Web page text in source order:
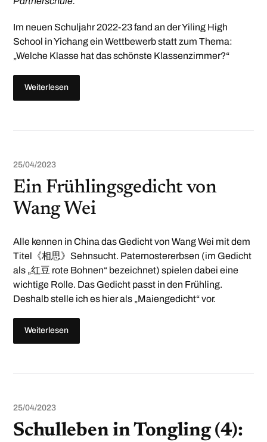
Im neuen Schuljahr 2022-23 fand an der Yiling High
School in Yichang ein Wettbewerb statt zum Thema:
„Welche Klasse hat das schönste Klassenzimmer?“
Weiterlesen
25/04/2023
Ein Frühlingsgedicht von
Wang Wei
Alle kennen in China das Gedicht von Wang Wei mit dem
Titel《相思》Sehnsucht. Paternostererbsen (im Gedicht
als „红豆 rote Bohnen“ bezeichnet) spielen dabei eine
wichtige Rolle. Das Gedicht passt in den Frühling.
Deshalb stelle ich es hier als „Maiengedicht“ vor.
Weiterlesen
25/04/2023
Schulleben in Tongling (4):